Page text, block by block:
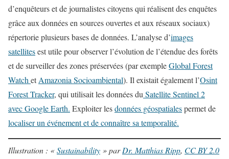
d’enquêteurs et de journalistes citoyens qui réalisent des enquêtes
grâce aux données en sources ouvertes et aux réseaux sociaux)
répertorie plusieurs bases de données. L’analyse d’images
satellitesest utile pour observer l’évolution de l’étendue des forêts
et de surveiller des zones préservées (par exempleGlobal Forest
Watch etAmazonia Socioambiental). Il existait également l’Osint
Forest Tracker, qui utilisait les données du Satellite Sentinel 2
avec Google Earth. Exploiter lesdonnées géospatialespermet de
localiser un événement et de connaître sa temporalité.
Illustration : «Sustainability » parDr. Matthias Ripp, CC BY 2.0